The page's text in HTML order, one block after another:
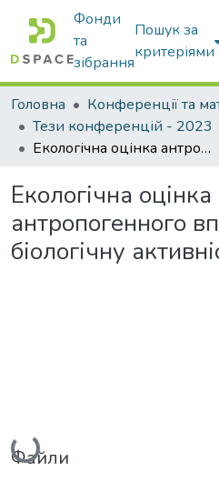
Фонди
та
зібрання
Пошук за
критеріями
Головна
Тези конференцій - 2023
Екологічна оцінка антропогенного впливу на біологічну активність ґрунтів
Екологічна оцінка
антропогенного
біологічну
Вантажиться...
Файли